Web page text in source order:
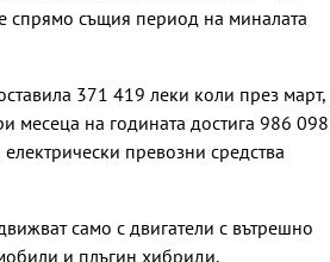
спрямо същия период на миналата
371 419 леки коли през март,
месеца на годината достига 986 098
превозни средства
само с двигатели с вътрешно
и плъгин хибриди.